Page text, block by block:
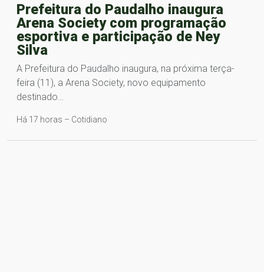
Prefeitura do Paudalho inaugura
Arena Society com programação
esportiva e participação de Ney
Silva
A Prefeitura do Paudalho inaugura, na próxima terça-
feira (11), a Arena Society, novo equipamento
destinado…
Há 17 horas – Cotidiano